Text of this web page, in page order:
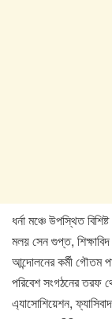
ধর্না মঞ্চে উপস্থিত
মলয় সেন গুপ্ত,
আন্দোলনের কর্মী গৌতম
পরিবেশ সংগঠনের তরফ
এ্যাসোশিয়েশন,